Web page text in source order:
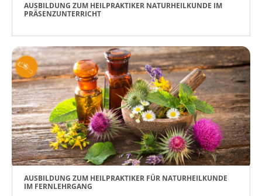
AUSBILDUNG ZUM HEILPRAKTIKER NATURHEILKUNDE IM
PRÄSENZUNTERRICHT
AUSBILDUNG ZUM HEILPRAKTIKER FÜR NATURHEILKUNDE
IM FERNLEHRGANG